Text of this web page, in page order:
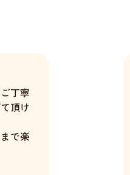
丁寧
頂け
で楽
ませ